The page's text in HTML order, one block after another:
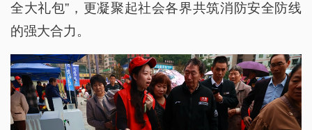
全大礼包”，更凝聚起社会各界共筑消防安全防线
的强大合力。